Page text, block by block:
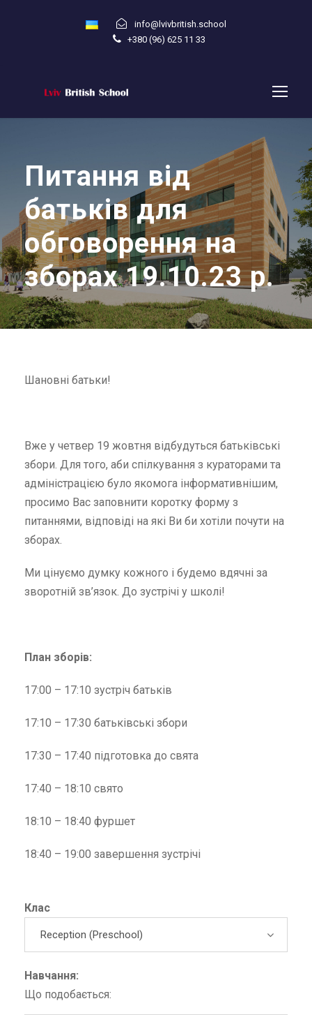
info@lvivbritish.school
+380 (96) 625 11 33
Питання від
батьків для
обговорення на
зборах 19.10.23 р.
Шановні батьки!
Вже у четвер 19 жовтня відбудуться батьківські
збори. Для того, аби спілкування з кураторами та
адміністрацією було якомога інформативнішим,
просимо Вас заповнити коротку форму з
питаннями, відповіді на які Ви би хотіли почути на
зборах.
Ми цінуємо думку кожного і будемо вдячні за
зворотній зв’язок. До зустрічі у школі!
План зборів:
17:00 – 17:10 зустріч батьків
17:10 – 17:30 батьківські збори
17:30 – 17:40 підготовка до свята
17:40 – 18:10 свято
18:10 – 18:40 фуршет
18:40 – 19:00 завершення зустрічі
Клас
Навчання:
Що подобається: